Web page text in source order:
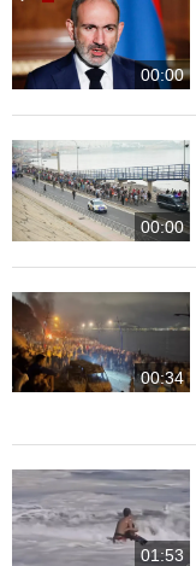
00:00
00:00
00:34
01:53